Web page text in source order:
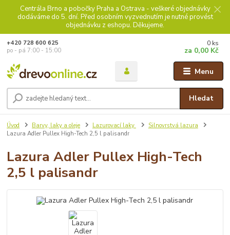
Centrála Brno a pobočky Praha a Ostrava - veškeré objednávky
dodáváme do 5. dní. Před osobním vyzvednutím je nutné provést
objednávku z eshopu. Děkujeme.
Menu
Hledat
+420 728 600 625
po - pá 7:00 - 15:00
0 ks
za 0,00 Kč
Úvod Barvy, laky a oleje Lazurovací laky
Silnovrstvá lazura
Lazura Adler Pullex High-Tech 2,5 l palisandr
Lazura Adler Pullex High-Tech
2,5 l palisandr